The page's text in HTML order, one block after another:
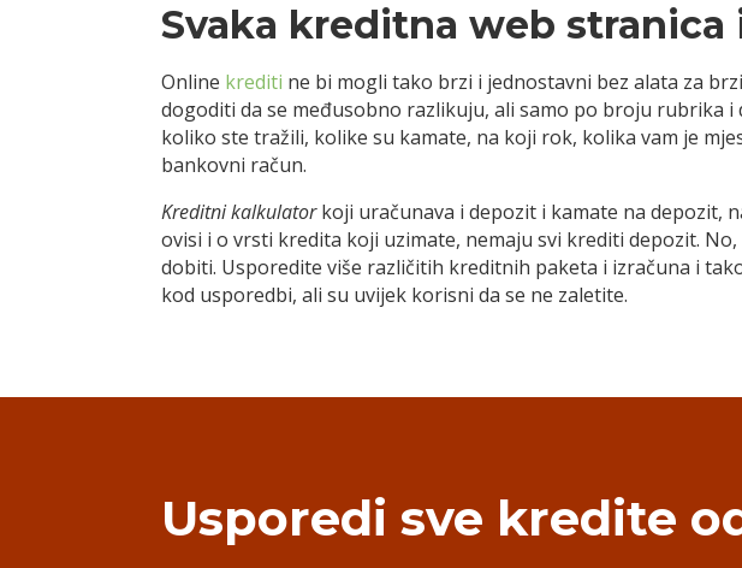
Svaka kreditna web
Online krediti ne bi mogli tako brzi i jednostavni bez alata za
dogoditi da se međusobno razlikuju, ali samo po broju rubrika
koliko ste tražili, kolike su kamate, na koji rok, kolika vam je
bankovni račun.
Kreditni kalkulatorkoji uračunava i depozit i kamate na depozit,
ovisi i o vrsti kredita koji uzimate, nemaju svi krediti depozit.
dobiti. Usporedite više različitih kreditnih paketa i izračuna i
kod usporedbi, ali su uvijek korisni da se ne zaletite.
Usporedi sve kredite